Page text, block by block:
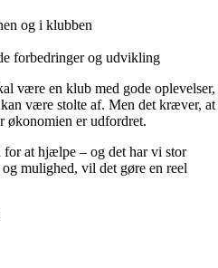
og i klubben
forbedringer og udvikling
være en klub med gode oplevelser,
være stolte af. Men det kræver, at
økonomien er udfordret.
at hjælpe – og det har vi stor
mulighed, vil det gøre en reel